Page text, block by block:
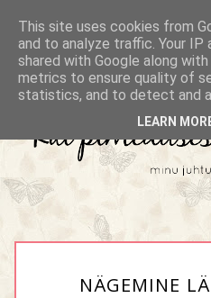
NÄGEMINE
This site uses cookies from
and to analyze traffic. Your IP
shared with Google along
metrics to ensure quality of
statistics, and to detect and
LEARN